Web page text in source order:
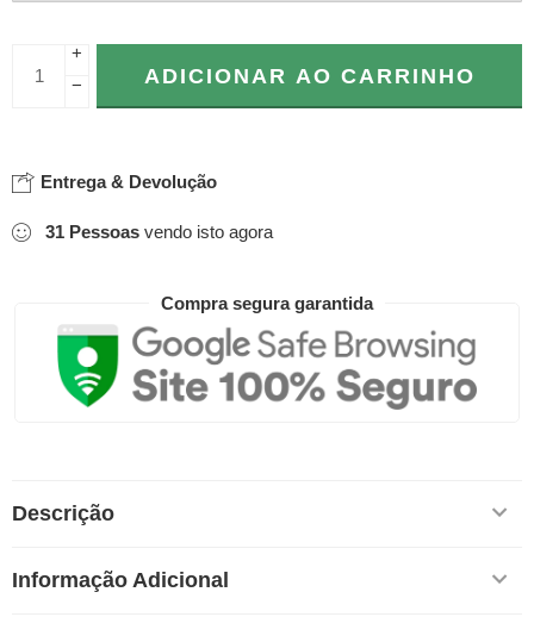
+
−
ADICIONAR AO CARRINHO
Entrega & Devolução
31 Pessoas vendo isto agora
Compra segura garantida
Descrição
Informação Adicional